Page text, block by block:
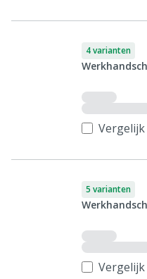
4 varianten
Vergelijk
5 varianten
Vergelijk